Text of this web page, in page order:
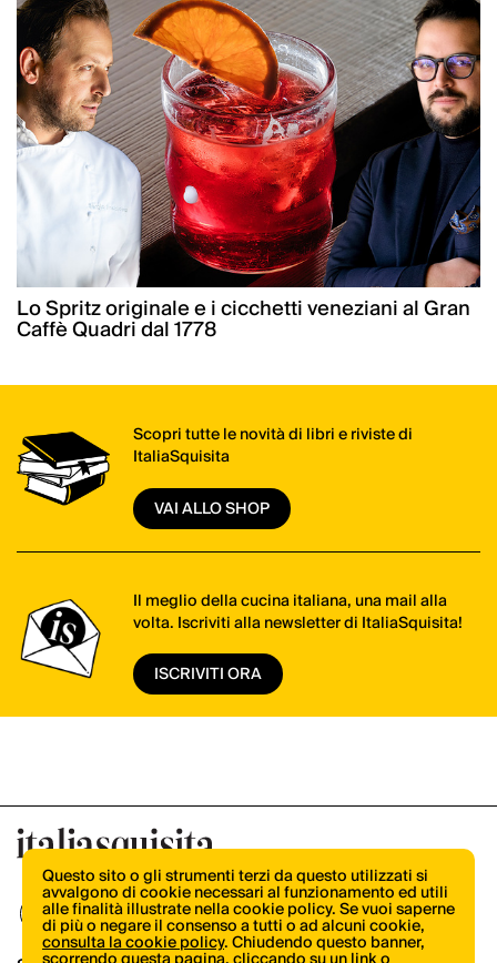
Lo Spritz originale e i cicchetti veneziani al Gran
Caffè Quadri dal 1778
Scopri tutte le novità di libri e riviste di
ItaliaSquisita
VAI ALLO SHOP
Il meglio della cucina italiana, una mail alla
volta. Iscriviti alla newsletter di ItaliaSquisita!
ISCRIVITI ORA
Questo sito o gli strumenti terzi da questo utilizzati si
avvalgono di cookie necessari al funzionamento ed utili
alle finalità illustrate nella cookie policy. Se vuoi saperne
di più o negare il consenso a tutti o ad alcuni cookie,
consulta la cookie policy. Chiudendo questo banner,